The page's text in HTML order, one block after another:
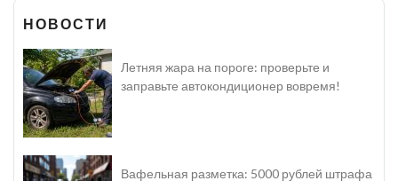
НОВОСТИ
Летняя жара на пороге: проверьте и
заправьте автокондиционер вовремя!
Вафельная разметка: 5000 рублей штрафа